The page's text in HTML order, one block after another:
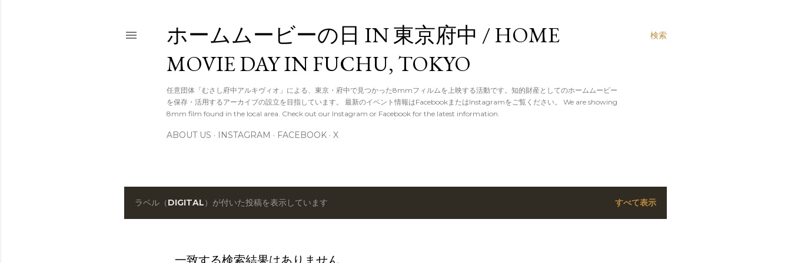
検索
ホームムービーの日 IN 東京府中 / HOME
MOVIE DAY IN FUCHU, TOKYO
任意団体「むさし府中アルキヴィオ」による、東京・府中で見つかった8mmフィルムを上映する活動です。知的財産としてのホームムービー
を保存・活用するアーカイブの設立を目指しています。 最新のイベント情報はFacebookまたはInstagramをご覧ください。 We are showing
8mm film found in the local area. Check out our Instagram or Facebook for the latest information.
ABOUT US INSTAGRAM FACEBOOK X
投ラベル（DIGITAL）が付いた投稿を表示しています すべて表示